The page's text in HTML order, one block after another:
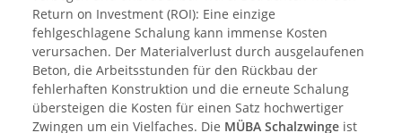
Return on Investment (ROI): Eine einzige
fehlgeschlagene Schalung kann immense Kosten
verursachen. Der Materialverlust durch ausgelaufenen
Beton, die Arbeitsstunden für den Rückbau der
fehlerhaften Konstruktion und die erneute Schalung
übersteigen die Kosten für einen Satz hochwertiger
Zwingen um ein Vielfaches. Die MÜBA Schalzwinge ist